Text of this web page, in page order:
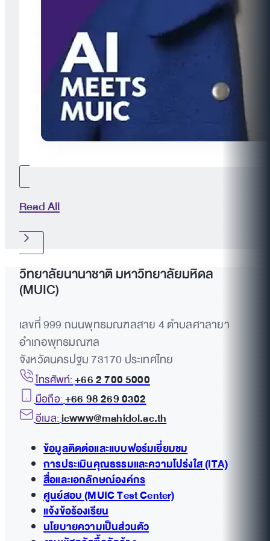
Read All
วิทยาลัยนานาชาติ มหาวิทยาลัยมหิดล
(MUIC)
เลขที่ 999 ถนนพุทธมณฑลสาย 4 ตำบลศาลายา
อำเภอพุทธมณฑล
จังหวัดนครปฐม 73170 ประเทศไทย
โทรศัพท์:+66 2 700 5000
มือถือ:+66 98 269 0302
อีเมล:icwww@mahidol.ac.th
ข้อมูลติดต่อและแบบฟอร์มเยี่ยมชม
การประเมินคุณธรรมและความโปร่งใส (ITA)
สื่อและเอกลักษณ์องค์กร
ศูนย์สอบ (MUIC Test Center)
แจ้งข้อร้องเรียน
นโยบายความเป็นส่วนตัว